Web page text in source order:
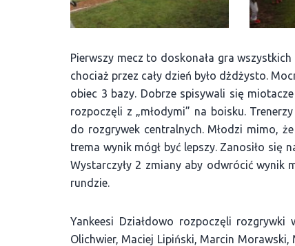
Pierwszy mecz to doskonała gra
chociaż przez cały dzień było dżdżysto.
obiec 3 bazy. Dobrze spisywali się
rozpoczęli z „młodymi” na boisku.
do rozgrywek centralnych. Młodzi mimo,
trema wynik mógł być lepszy. Zanosiło się
Wystarczyły 2 zmiany aby odwrócić wynik
rundzie.
Yankeesi Działdowo rozpoczęli rozgrywki
Olichwier, Maciej Lipiński, Marcin